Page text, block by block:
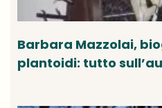
Barbara Mazzolai,
plantoidi: tutto